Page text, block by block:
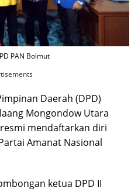
PAN Bolmut
Daerah (DPD)
Mongondow Utara
mendaftarkan diri
Amanat Nasional
ketua DPD II